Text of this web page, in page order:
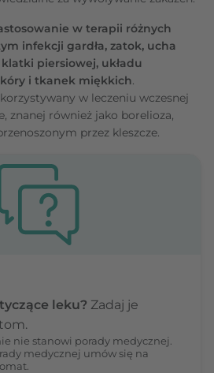
w terapii różnych
infekcji gardła, zatok, ucha
piersiowej, układu
i tkanek miękkich.
w leczeniu wczesnej
znanej również jako borelioza,
przez kleszcze.
leku? Zadaj je
nie stanowi porady medycznej.
medycznej umów się na